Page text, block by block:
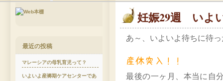
妊娠29週 いよ
あ～、いよいよ待ちに待
最後の一ヶ月、本当に自
最近の投稿
マレーシアの母乳育児って？
いよいよ産褥期ケアセンターであ